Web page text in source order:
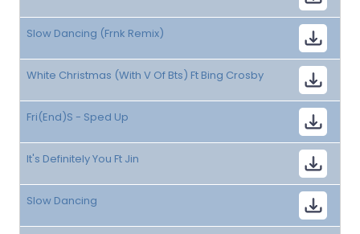
Slow Dancing (Frnk Remix)
White Christmas (With V Of Bts) Ft Bing Crosby
Fri(End)S - Sped Up
It's Definitely You Ft Jin
Slow Dancing